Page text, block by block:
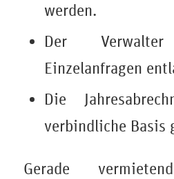
werden.
Der
Einzelanfragen
Die
verbindliche Basis
Gerade